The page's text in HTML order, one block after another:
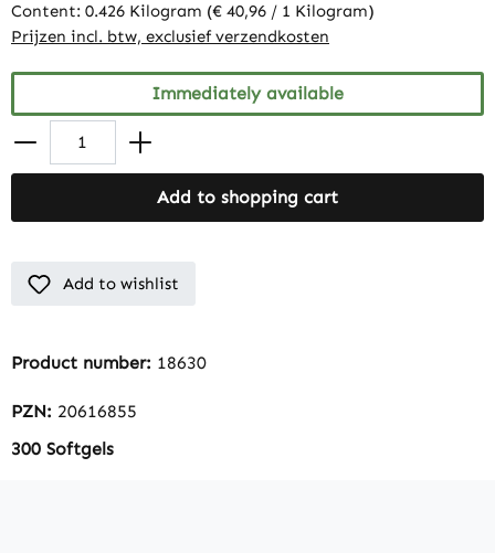
Content: 0.426 Kilogram (€ 40,96 / 1 Kilogram)
Prijzen incl. btw, exclusief verzendkosten
Immediately available
Add to shopping cart
Add to wishlist
Product number: 18630
PZN: 20616855
300 Softgels